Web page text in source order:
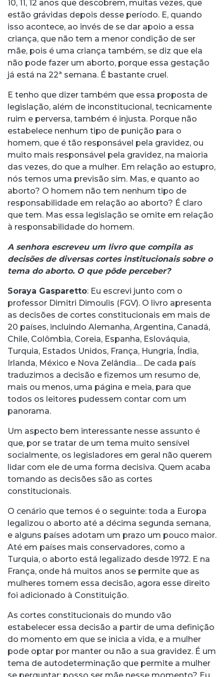
10, 11, 12 anos que descobrem, muitas vezes, que
estão grávidas depois desse período. E, quando
isso acontece, ao invés de se dar apoio a essa
criança, que não tem a menor condição de ser
mãe, pois é uma criança também, se diz que ela
não pode fazer um aborto, porque essa gestação
já está na 22ª semana. É bastante cruel.
E tenho que dizer também que essa proposta de
legislação, além de inconstitucional, tecnicamente
ruim e perversa, também é injusta. Porque não
estabelece nenhum tipo de punição para o
homem, que é tão responsável pela gravidez, ou
muito mais responsável pela gravidez, na maioria
das vezes, do que a mulher. Em relação ao estupro,
nós temos uma previsão sim. Mas, e quanto ao
aborto? O homem não tem nenhum tipo de
responsabilidade em relação ao aborto? É claro
que tem. Mas essa legislação se omite em relação
à responsabilidade do homem.
A senhora escreveu um livro que compila as
decisões de diversas cortes institucionais sobre o
tema do aborto. O que pôde perceber?
Soraya Gasparetto: Eu escrevi junto com o
professor Dimitri Dimoulis (FGV). O livro apresenta
as decisões de cortes constitucionais em mais de
20 países, incluindo Alemanha, Argentina, Canadá,
Chile, Colômbia, Coreia, Espanha, Eslováquia,
Turquia, Estados Unidos, França, Hungria, Índia,
Irlanda, México e Nova Zelândia… De cada país
traduzimos a decisão e fizemos um resumo de,
mais ou menos, uma página e meia, para que
todos os leitores pudessem contar com um
panorama.
Um aspecto bem interessante nesse assunto é
que, por se tratar de um tema muito sensível
socialmente, os legisladores em geral não querem
lidar com ele de uma forma decisiva. Quem acaba
tomando as decisões são as cortes
constitucionais.
O cenário que temos é o seguinte: toda a Europa
legalizou o aborto até a décima segunda semana,
e alguns países adotam um prazo um pouco maior.
Até em países mais conservadores, como a
Turquia, o aborto está legalizado desde 1972. E na
França, onde há muitos anos se permite que as
mulheres tomem essa decisão, agora esse direito
foi adicionado à Constituição.
As cortes constitucionais do mundo vão
estabelecer essa decisão a partir de uma definição
do momento em que se inicia a vida, e a mulher
pode optar por manter ou não a sua gravidez. É um
tema de autodeterminação que permite a mulher
se perguntar: posso ser mãe nesse momento? Eu